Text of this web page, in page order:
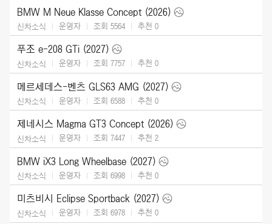
BMW M Neue Klasse Concept (2026)
신차소식 운영자 조회 5564 추천 0
푸조 e-208 GTi (2027)
신차소식 운영자 조회 7757 추천 0
메르세데스-벤츠 GLS63 AMG (2027)
신차소식 운영자 조회 6588 추천 0
제네시스 Magma GT3 Concept (2026)
신차소식 운영자 조회 7447 추천 2
BMW iX3 Long Wheelbase (2027)
신차소식 운영자 조회 6998 추천 0
미츠비시 Eclipse Sportback (2027)
신차소식 운영자 조회 6978 추천 0